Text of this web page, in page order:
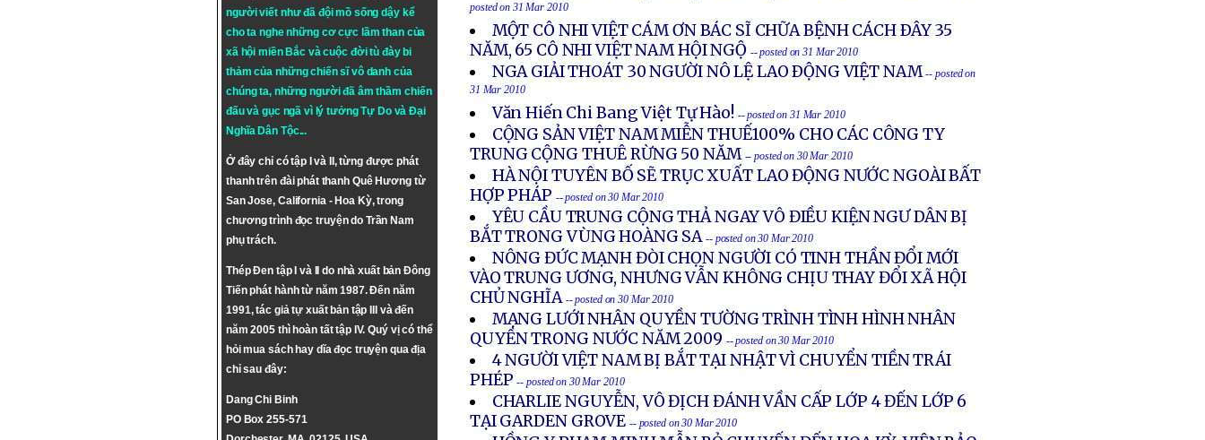
người viết như đã đội mồ sống dậy kể
cho ta nghe những cơ cực lầm than của
xã hội miền Bắc và cuộc đời tù đày bi
thảm của những chiến sĩ vô danh của
chúng ta, những người đã âm thầm chiến
đấu và gục ngã vì lý tưởngTự DovàĐại
Nghĩa Dân Tộc...
Ở đây chỉ có tập I và II, từng được phát
thanh trên đài phát thanh Quê Hương từ
San Jose, California - Hoa Kỳ, trong
chương trình đọc truyện do Trần Nam
phụ trách.
Thép Đen tập I và II do nhà xuất bản Đông
Tiến phát hành từ năm 1987. Đến năm
1991, tác giả tự xuất bản tập III và đến
năm 2005 thì hoàn tất tập IV. Quý vị có thể
hỏi mua sách hay dĩa đọc truyện qua địa
chỉ sau đây:
Dang Chi Binh
PO Box 255-571
posted on 31 Mar 2010
MỘT CÔ NHI VIỆT CÁM ƠN BÁC SĨ CHỮA BỆNH CÁCH ÐÂY 35
NĂM, 65 CÔ NHI VIỆT NAM HỘI NGỘ -- posted on 31 Mar 2010
NGA GIẢI THOÁT 30 NGƯỜI NÔ LỆ LAO ÐỘNG VIỆT NAM -- posted on
31 Mar 2010
Văn Hiến Chi Bang Việt Tự Hào! -- posted on 31 Mar 2010
CỘNG SẢN VIỆT NAM MIỄN THUẾ100% CHO CÁC CÔNG TY
TRUNG CỘNG THUÊ RỪNG 50 NĂM -- posted on 30 Mar 2010
HÀ NỘI TUYÊN BỐ SẼ TRỤC XUẤT LAO ĐỘNG NƯỚC NGOÀI BẤT
HỢP PHÁP -- posted on 30 Mar 2010
YÊU CẦU TRUNG CỘNG THẢ NGAY VÔ ĐIỀU KIỆN NGƯ DÂN BỊ
BẮT TRONG VÙNG HOÀNG SA -- posted on 30 Mar 2010
NÔNG ĐỨC MẠNH ĐÒI CHỌN NGƯỜI CÓ TINH THẦN ĐỔI MỚI
VÀO TRUNG ƯƠNG, NHƯNG VẪN KHÔNG CHỊU THAY ĐỔI XÃ HỘI
CHỦ NGHĨA -- posted on 30 Mar 2010
MẠNG LƯỚI NHÂN QUYỀN TƯỜNG TRÌNH TÌNH HÌNH NHÂN
QUYỀN TRONG NƯỚC NĂM 2009 -- posted on 30 Mar 2010
4 NGƯỜI VIỆT NAM BỊ BẮT TẠI NHẬT VÌ CHUYỂN TIỀN TRÁI
PHÉP -- posted on 30 Mar 2010
CHARLIE NGUYỄN, VÔ ĐỊCH ĐÁNH VẦN CẤP LỚP 4 ĐẾN LỚP 6
TẠI GARDEN GROVE -- posted on 30 Mar 2010